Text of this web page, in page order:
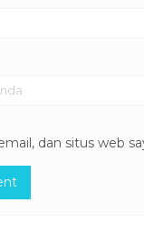
dan situs web